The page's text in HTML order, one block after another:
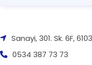
Sanayi, 301. Sk. 6F,
0534 387 73 73